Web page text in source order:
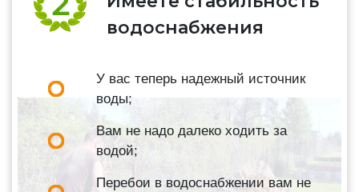
водоснабжения
У вас теперь надежный источник
воды;
Вам не надо далеко ходить за
водой;
Перебои в водоснабжении вам не